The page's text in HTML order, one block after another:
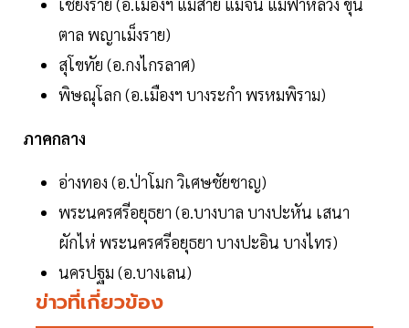
ตาล พญาเม็งราย)
สุโขทัย (อ.กงไกรลาศ)
พิษณุโลก (อ.เมืองฯ บางระกำ พรหมพิราม)
ภาคกลาง
อ่างทอง (อ.ป่าโมก วิเศษชัยชาญ)
พระนครศรีอยุธยา (อ.บางบาล บางปะหัน เสนา
ผักไห่ พระนครศรีอยุธยา บางปะอิน บางไทร)
นครปฐม (อ.บางเลน)
ข่าวที่เกี่ยวข้อง